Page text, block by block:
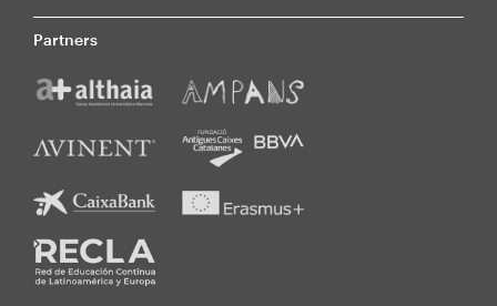
Partners